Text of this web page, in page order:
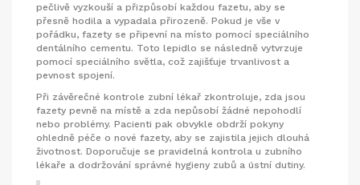
pečlivě vyzkouší a přizpůsobí každou fazetu, aby se
přesně hodila a vypadala přirozeně. Pokud je vše v
pořádku, fazety se připevní na místo pomocí speciálního
dentálního cementu. Toto lepidlo se následně vytvrzuje
pomocí speciálního světla, což zajišťuje trvanlivost a
pevnost spojení.
Při závěrečné kontrole zubní lékař zkontroluje, zda jsou
fazety pevně na místě a zda nepůsobí žádné nepohodlí
nebo problémy. Pacienti pak obvykle obdrží pokyny
ohledně péče o nové fazety, aby se zajistila jejich dlouhá
životnost. Doporučuje se pravidelná kontrola u zubního
lékaře a dodržování správné hygieny zubů a ústní dutiny.